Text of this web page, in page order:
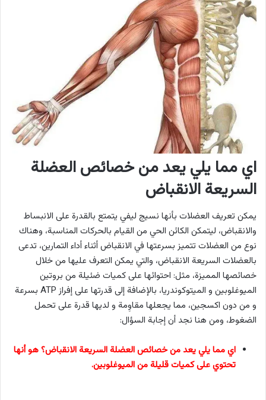
اي مما يلي يعد من خصائص العضلة
السريعة الانقباض
يمكن تعريف العضلات بأنها نسيج ليفي يتمتع بالقدرة على الانبساط
والانقباض، ليتمكن الكائن الحي من القيام بالحركات المناسبة، وهناك
نوع من العضلات تتميز بسرعتها في الانقباض أثناء أداء التمارين، تدعى
بالعضلات السريعة الانقباض، والتي يمكن التعرف عليها من خلال
خصائصها المميزة، مثل: احتوائها على كميات ضئيلة من بروتين
الميوغلوبين و الميتوكوندريا، بالإضافة إلى قدرتها على إفراز ATP بسرعة
و من دون اكسجين، مما يجعلها مقاوِمة و لديها قدرة على تحمل
الضغوط، ومن هنا نجد أن إجابة السؤال:
اي مما يلي يعد من خصائص العضلة السريعة الانقباض؟ هو أنها
تحتوي على كميات قليلة من الميوغلوبين.